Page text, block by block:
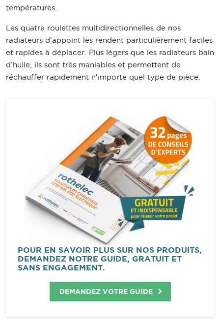
températures.
Les quatre roulettes multidirectionnelles de nos
radiateurs d’appoint les rendent particulièrement faciles
et rapides à déplacer. Plus légers que les radiateurs bain
d’huile, ils sont très maniables et permettent de
réchauffer rapidement n'importe quel type de pièce.
POUR EN SAVOIR PLUS SUR NOS PRODUITS,
DEMANDEZ NOTRE GUIDE, GRATUIT ET
SANS ENGAGEMENT.
DEMANDEZ VOTRE GUIDE